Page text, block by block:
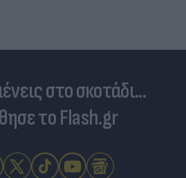
στο σκοτάδι...
το Flash.gr